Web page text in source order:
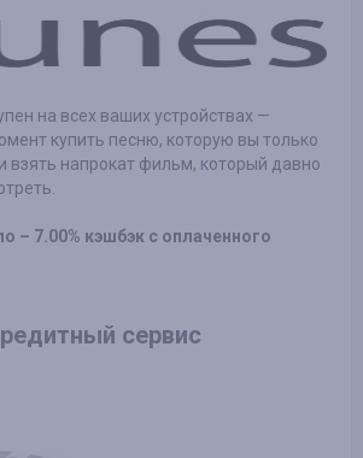
на всех ваших устройствах —
купить песню, которую вы только
взять напрокат фильм, который давно
– 7.00% кэшбэк с оплаченного
сервис